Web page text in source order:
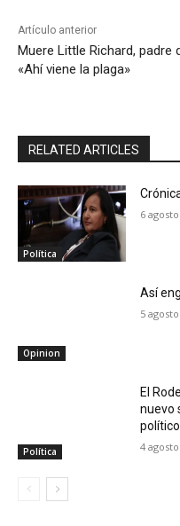
Artículo anterior
Muere Little Richard, padre
«Ahí viene la plaga»
RELATED ARTICLES
Política
6
Opinion
Así
5
Política
El
nuevo
4